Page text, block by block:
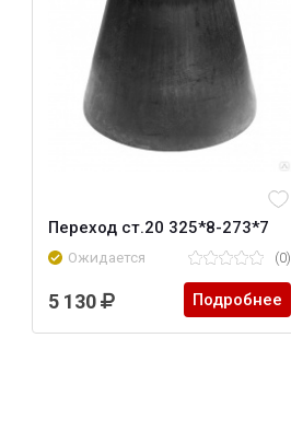
Переход ст.20 325*8-273*7
Ожидается (0)
5 130 Подробнее